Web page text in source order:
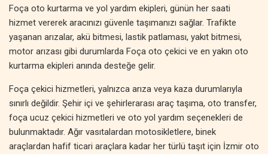
Foça oto kurtarma ve yol yardım ekipleri, günün her saati
hizmet vererek aracınızı güvenle taşımanızı sağlar. Trafikte
yaşanan arızalar, akü bitmesi, lastik patlaması, yakıt bitmesi,
motor arızası gibi durumlarda Foça oto çekici ve en yakın oto
kurtarma ekipleri anında desteğe gelir.
Foça çekici hizmetleri, yalnızca arıza veya kaza durumlarıyla
sınırlı değildir. Şehir içi ve şehirlerarası araç taşıma, oto transfer,
foça ucuz çekici hizmetleri ve oto yol yardım seçenekleri de
bulunmaktadır. Ağır vasıtalardan motosikletlere, binek
araçlardan hafif ticari araçlara kadar her türlü taşıt için İzmir oto